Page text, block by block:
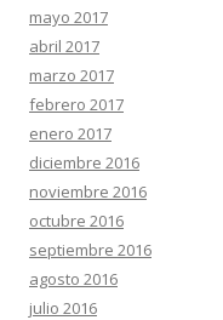
mayo 2017
abril 2017
marzo 2017
febrero 2017
enero 2017
diciembre 2016
noviembre 2016
octubre 2016
septiembre 2016
agosto 2016
julio 2016